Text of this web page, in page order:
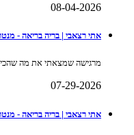
08-04-2026
אתי רצאבי | בריה בריאה -
מרגישה שמצאתי את מה שהכי
07-29-2026
אתי רצאבי | בריה בריאה -